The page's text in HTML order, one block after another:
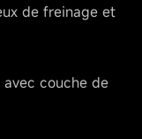
de freinage et
avec couche de